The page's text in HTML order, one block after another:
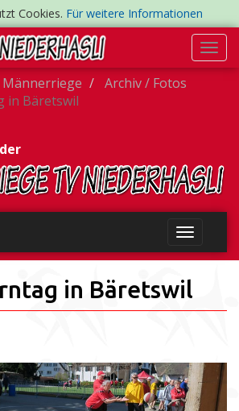
Cookies. Für weitere Informationen
Männerriege
Archiv / Fotos
in Bäretswil
in Bäretswil